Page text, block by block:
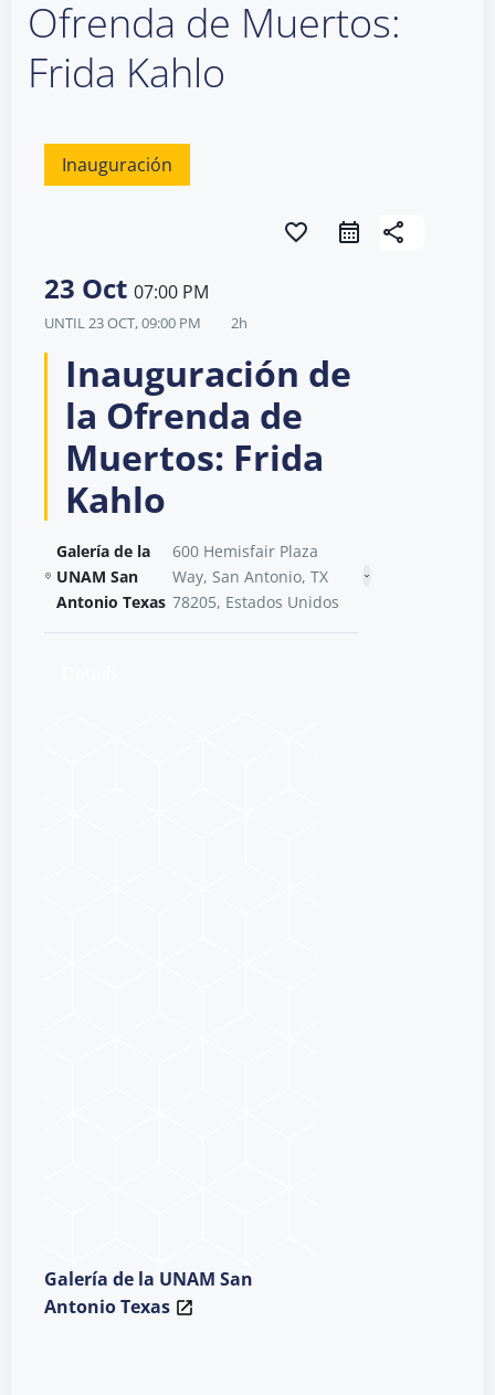
Ofrenda de Muertos:
Frida Kahlo
Inauguración
favorite_border share
23 Oct 07:00 PM
UNTIL23 OCT, 09:00 PM 2h
Inauguración de
la Ofrenda de
Muertos: Frida
Kahlo
Galería de la
UNAM San
Antonio Texas
600 Hemisfair Plaza
Way, San Antonio, TX
78205, Estados Unidos
Galería de la UNAM San
Antonio Texas